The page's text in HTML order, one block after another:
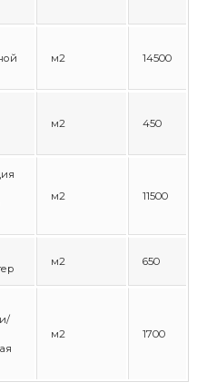
м2 14500
м2 450
м2 11500
м2 650
м2 1700